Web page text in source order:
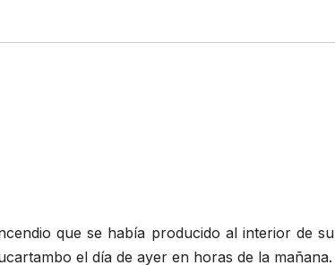
que se había producido al interior de su
el día de ayer en horas de la mañana.